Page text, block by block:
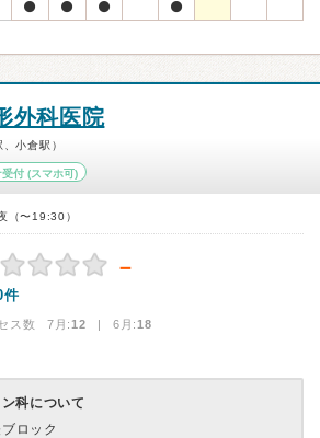
外科医院
小倉駅）
受付(スマホ可)
（〜19:30）
－
件
ス数 7月:12 | 6月:18
科について
ロック